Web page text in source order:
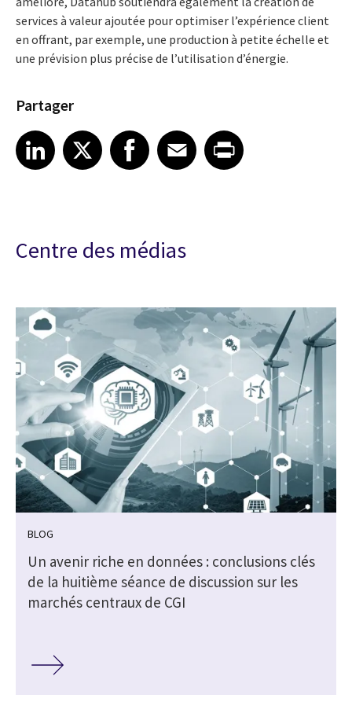
services à valeur ajoutée pour optimiser l’expérience client
en offrant, par exemple, une production à petite échelle et
une prévision plus précise de l’utilisation d’énergie.
Partager
Share article on LinkedIn
LinkedIn
Share article on XShare article on Facebook
Facebook
Share article on Email
EmailShare article on Print
Centre des médias
BLOG
Un avenir riche en données : conclusions clés
de la huitième séance de discussion sur les
marchés centraux de CGI